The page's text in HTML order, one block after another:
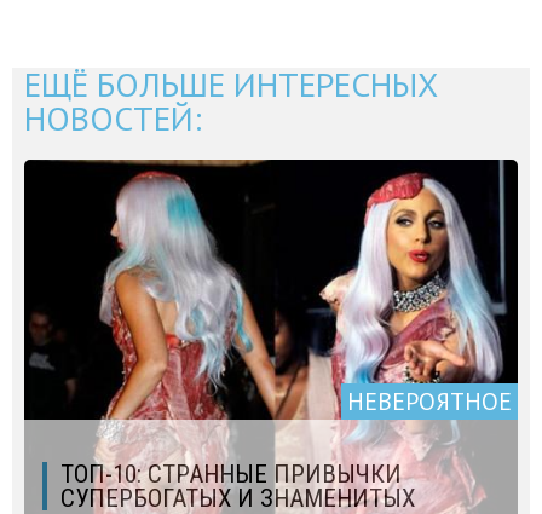
ЕЩЁ БОЛЬШЕ ИНТЕРЕСНЫХ
НОВОСТЕЙ:
НЕВЕРОЯТНОЕ
ТОП-10: СТРАННЫЕ ПРИВЫЧКИ
СУПЕРБОГАТЫХ И ЗНАМЕНИТЫХ